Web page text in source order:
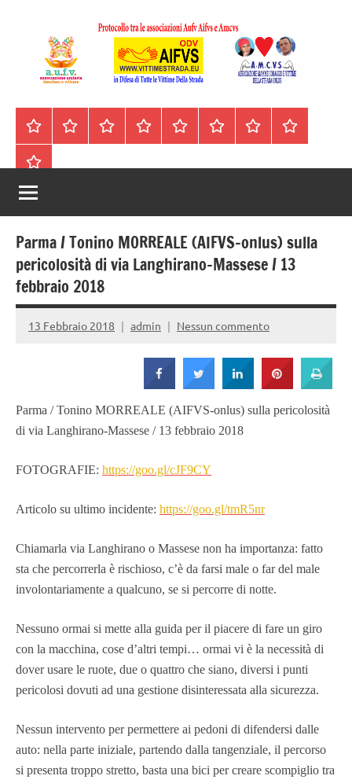
contenuto
A.I.F.V.S.
–
Associazione
Italiana
Familiari
e
Vittime
della
difesa
di
tutte
vittime
della
strada
HomepageSegnalazioni
Nord
Centro
Sud
ContattiIncidenti
Il
Archivio
Parma / Tonino MORREALE (AIFVS-onlus) sulla
pericolosità di via Langhirano-Massese / 13
febbraio 2018
13 Febbraio 2018 admin Nessun commento
Parma / Tonino MORREALE (AIFVS-onlus) sulla pericolosità
di via Langhirano-Massese / 13 febbraio 2018
FOTOGRAFIE: https://goo.gl/cJF9CY
Articolo su ultimo incidente: https://goo.gl/tmR5nr
Chiamarla via Langhirano o Massese non ha importanza: fatto
sta che percorrerla è rischioso, c’è da farsi male o far del male
involontariamente a qualcuno, se si percorre di notte.
Nessuno ormai si mette alla guida per il piacere di fare un giro
con la macchina, cose d’altri tempi… ormai vi è la necessità di
dover usare le ruote, due o quattro che siano, diversi i punti
pericolosi dovuti ad una gestione disinteressata alla sicurezza.
Nessun intervento per permettere ai pedoni di difendersi dalle
auto: nella parte iniziale, partendo dalla tangenziale, il percorso
si presenta troppo stretto, basta una bici per creare scompiglio tra